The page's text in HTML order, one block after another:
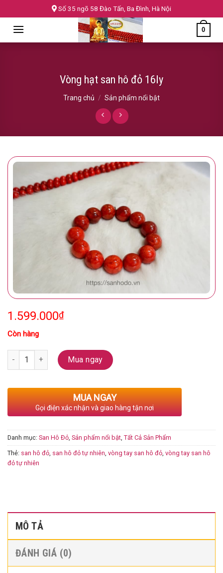
to
content
Số 35 ngõ 58 Đào Tấn, Ba Đình, Hà Nội
0
Vòng hạt san hô đỏ 16ly
Trang chủ / Sản phẩm nổi bật
1.599.000₫
Còn hàng
Số lượng Mua ngay
MUA NGAY
Gọi điện xác nhận và giao hàng tận nơi
Danh mục: San Hô Đỏ, Sản phẩm nổi bật, Tất Cả Sản Phẩm
Thẻ: san hô đỏ, san hô đỏ tự nhiên, vòng tay san hô đỏ, vòng tay san hô
đỏ tự nhiên
MÔ TẢ
ĐÁNH GIÁ (0)